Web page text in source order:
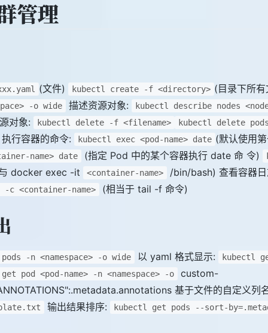
管理
(文件) kubectl create -f <directory> (目录下所
-o wide 描述资源对象: kubectl describe nodes
对象: kubectl delete -f <filename> kubectl delete
行容器的命令: kubectl exec <pod-name> date (默认使用
name> date (指定 Pod 中的某个容器执行 date 命 令)
docker exec -it <container-name> /bin/bash) 查看容器
c <container-name> (相当于 tail -f 命令)
-n <namespace> -o wide 以 yaml 格式显示:
kubectl
pod <pod-name> -n <namespace> -o
custom-
基于文件的自定义列
输出结果排序: kubectl get pods --sort-